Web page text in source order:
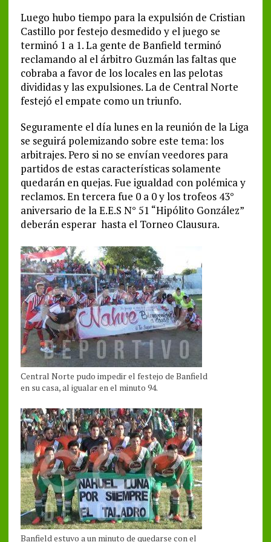
Luego hubo tiempo para la expulsión de Cristian
Castillo por festejo desmedido y el juego se
terminó 1 a 1. La gente de Banfield terminó
reclamando al el árbitro Guzmán las faltas que
cobraba a favor de los locales en las pelotas
divididas y las expulsiones. La de Central Norte
festejó el empate como un triunfo.
Seguramente el día lunes en la reunión de la Liga
se seguirá polemizando sobre este tema: los
arbitrajes. Pero si no se envían veedores para
partidos de estas características solamente
quedarán en quejas. Fue igualdad con polémica y
reclamos. En tercera fue 0 a 0 y los trofeos 43°
aniversario de la E.E.S N° 51 “Hipólito González”
deberán esperar hasta el Torneo Clausura.
Central Norte pudo impedir el festejo de Banfield
en su casa, al igualar en el minuto 94.
Banfield estuvo a un minuto de quedarse con el